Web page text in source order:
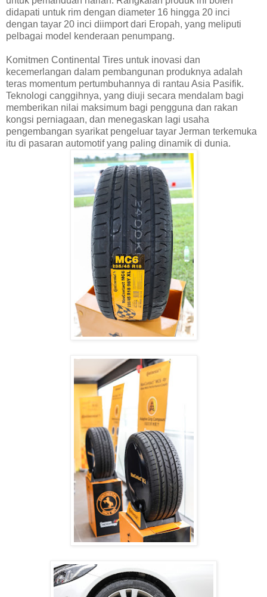
didapati untuk rim dengan diameter 16 hingga 20 inci
dengan tayar 20 inci diimport dari Eropah, yang meliputi
pelbagai model kenderaan penumpang.
Komitmen Continental Tires untuk inovasi dan
kecemerlangan dalam pembangunan produknya adalah
teras momentum pertumbuhannya di rantau Asia Pasifik.
Teknologi canggihnya, yang diuji secara mendalam bagi
memberikan nilai maksimum bagi pengguna dan rakan
kongsi perniagaan, dan menegaskan lagi usaha
pengembangan syarikat pengeluar tayar Jerman terkemuka
itu di pasaran automotif yang paling dinamik di dunia.